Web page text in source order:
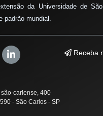
da Universidade de
mundial.
Receba
carlense, 400
- São Carlos - SP